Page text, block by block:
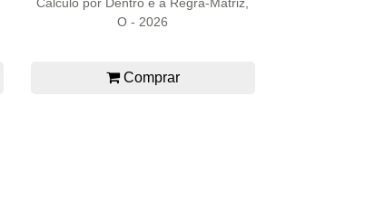
O - 2026
Comprar